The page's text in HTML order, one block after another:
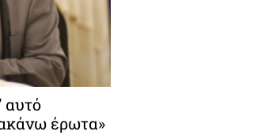
αυτό
έρωτα»